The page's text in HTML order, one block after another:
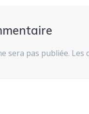
sera pas publiée. Les